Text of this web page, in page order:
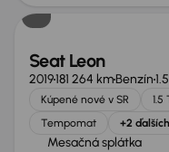
Seat Leon
2019181 264 kmBenzín
Kúpené nové v SR 1.5
Tempomat
+2 ďalších
Mesačná splátka